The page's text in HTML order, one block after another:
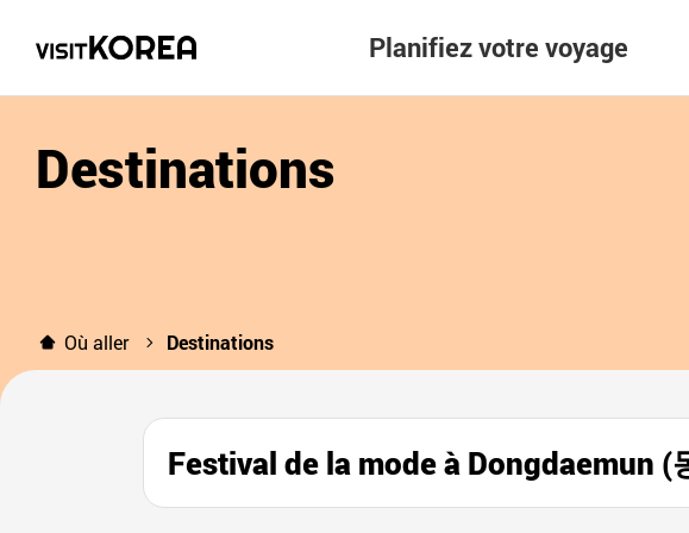
Planifiez votre voyage
Destinations
Où aller Destinations
Festival de la mode à Dongdaemun (